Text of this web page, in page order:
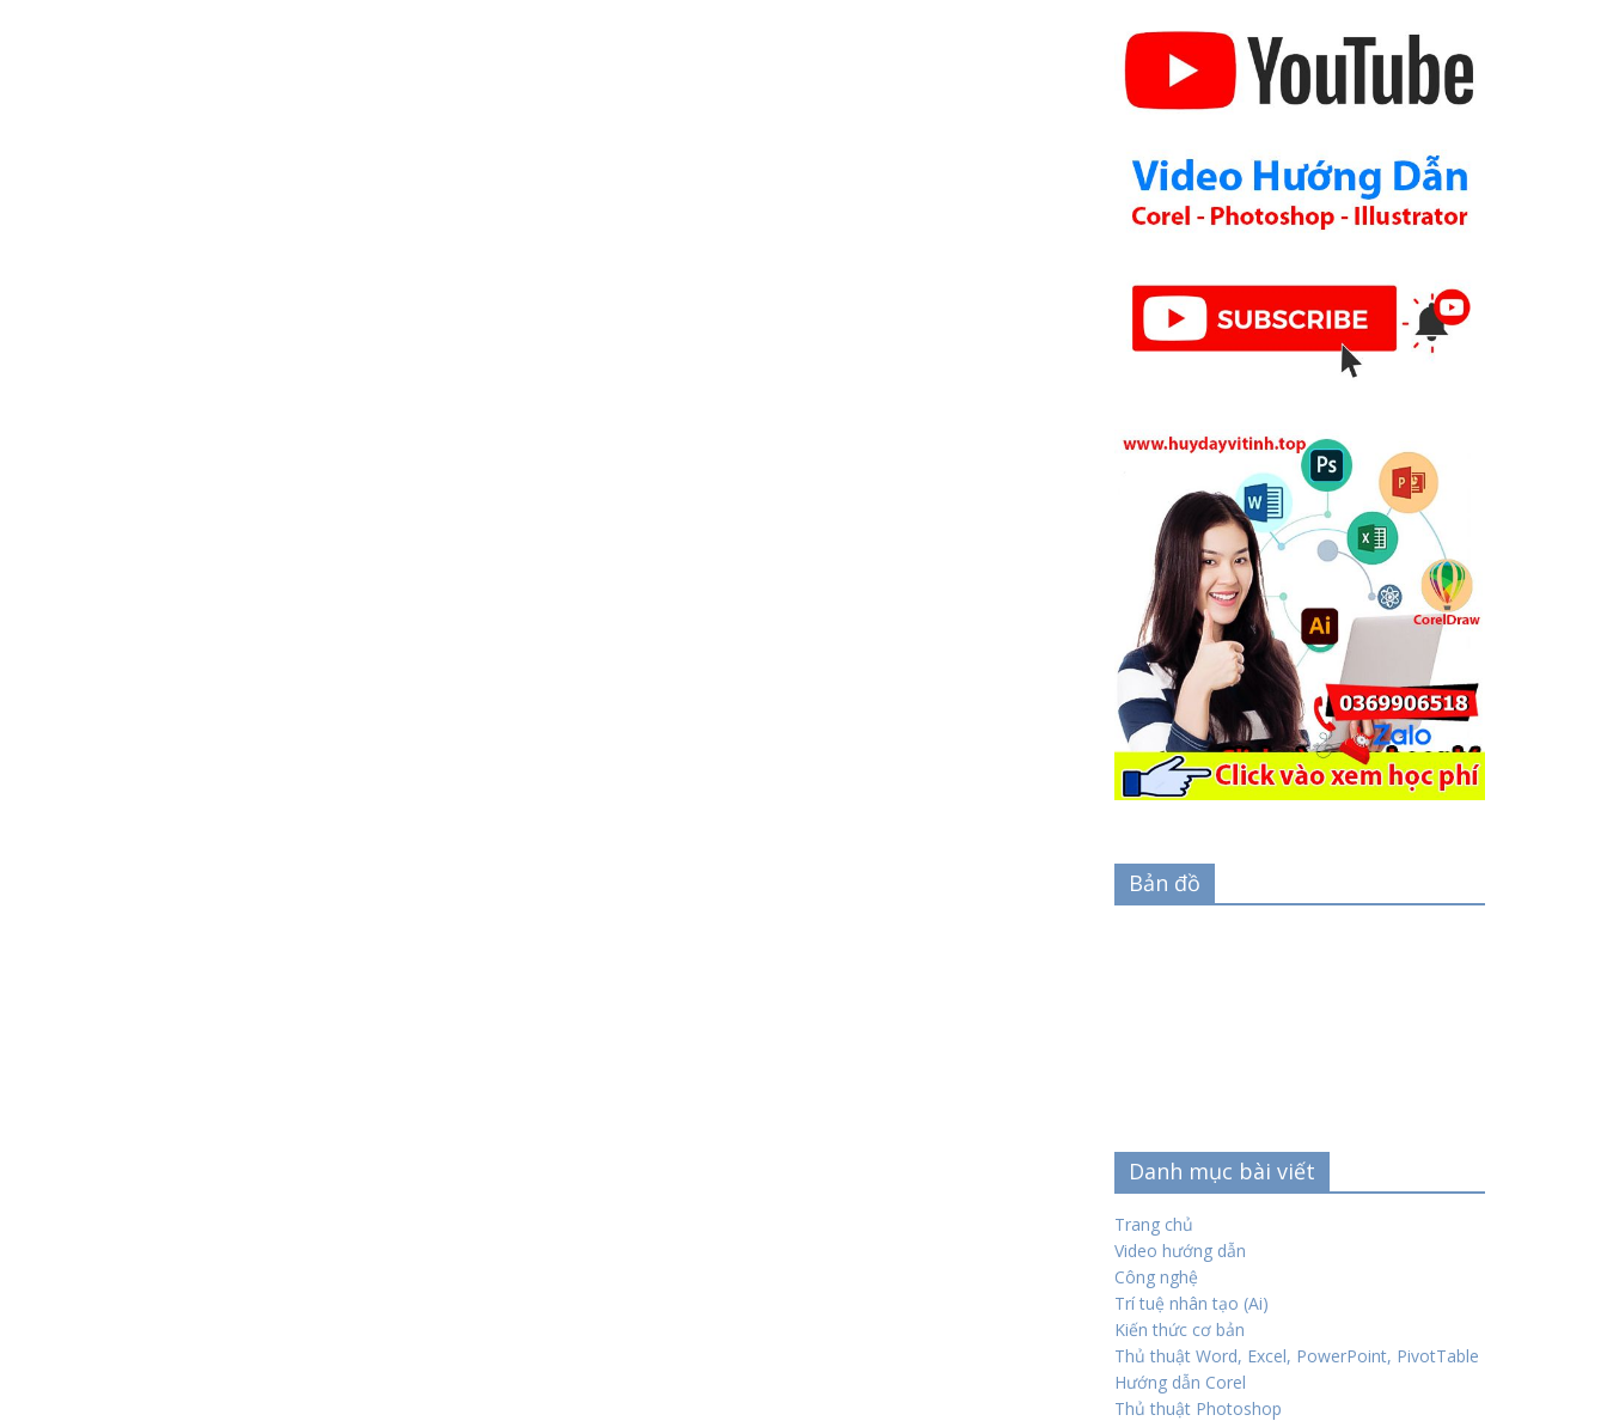
Bản đồ
Danh mục bài viết
Trang chủ
Video hướng dẫn
Công nghệ
Trí tuệ nhân tạo (Ai)
Kiến thức cơ bản
Thủ thuật Word, Excel, PowerPoint, PivotTable
Hướng dẫn Corel
Thủ thuật Photoshop